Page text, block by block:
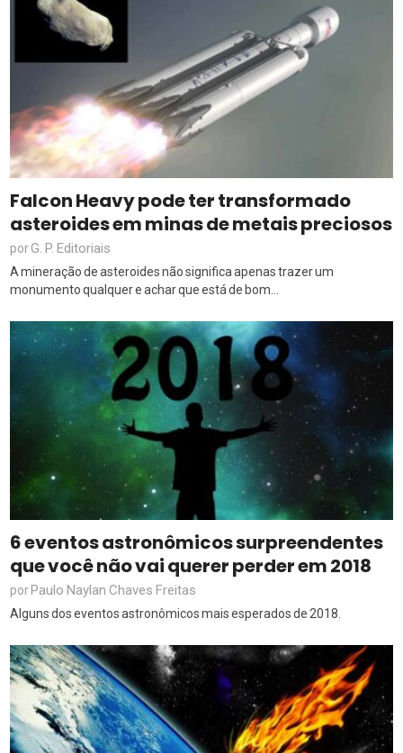
Falcon Heavy pode ter transformado
asteroides em minas de metais preciosos
porG. P. Editoriais
A mineração de asteroides não significa apenas trazer um
monumento qualquer e achar que está de bom...
6 eventos astronômicos surpreendentes
que você não vai querer perder em 2018
porPaulo Naylan Chaves Freitas
Alguns dos eventos astronômicos mais esperados de 2018.